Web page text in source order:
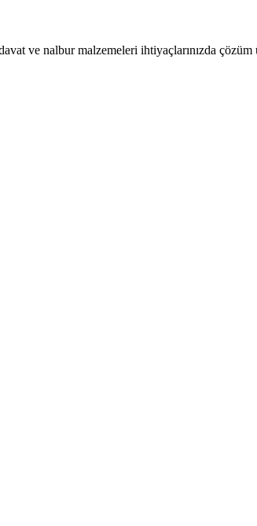
ve nalbur malzemeleri ihtiyaçlarınızda çözüm